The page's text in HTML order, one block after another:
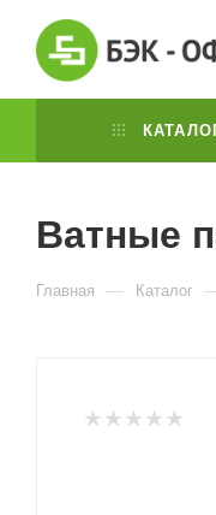
Ватные
Главная — Каталог